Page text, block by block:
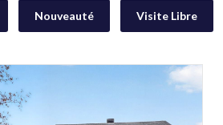
Nouveauté Visite Libre